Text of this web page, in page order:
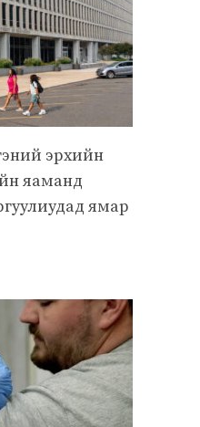
эрхийн
яаманд
ямар